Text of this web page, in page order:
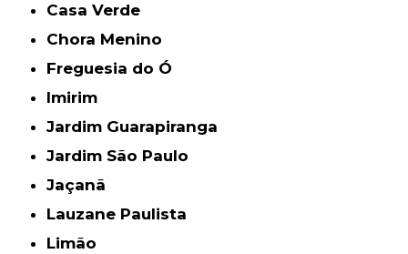
Casa Verde
Chora Menino
Freguesia do Ó
Imirim
Jardim Guarapiranga
Jardim São Paulo
Jaçanã
Lauzane Paulista
Limão